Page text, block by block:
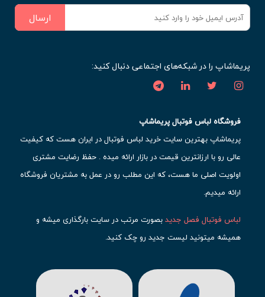
ارسال
پریماشاپ را در شبکه‌های اجتماعی دنبال کنید:
فروشگاه لباس فوتبال پریماشاپ
پریماشاپ بهترین سایت خرید لباس فوتبال در ایران هست که کیفیت
عالی رو با ارزانترین قیمت در بازار ارائه میده . حفظ رضایت مشتری
اولویت اصلی ما هست، که این مطلب رو در عمل به مشتریان فروشگاه
ارائه میدیم.
لباس فوتبال فصل جدیدبصورت مرتب در سایت بارگذاری میشه و
همیشه میتونید لیست جدید رو چک کنید.
حتما مشاهده کنید که قطعا برای تیم های مطرح دنیای فوتبال، تعداد